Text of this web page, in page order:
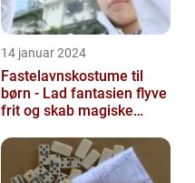
14 januar 2024
Fastelavnskostume til
børn - Lad fantasien flyve
frit og skab magiske